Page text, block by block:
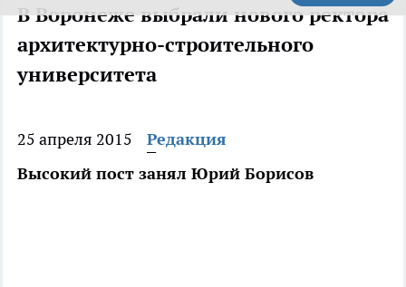
В Воронеже выбрали нового ректора
архитектурно-строительного
университета
25 апреля 2015
Редакция
Высокий пост занял Юрий Борисов